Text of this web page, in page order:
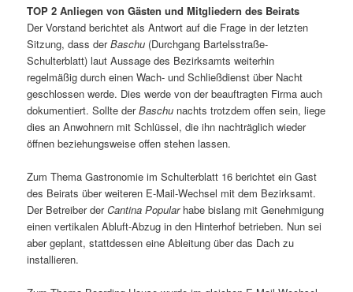
TOP 2 Anliegen von Gästen und Mitgliedern des Beirats
Der Vorstand berichtet als Antwort auf die Frage in der letzten
Sitzung, dass derBaschu (Durchgang Bartelsstraße-
Schulterblatt) laut Aussage des Bezirksamts weiterhin
regelmäßig durch einen Wach- und Schließdienst über Nacht
geschlossen werde. Dies werde von der beauftragten Firma auch
dokumentiert. Sollte derBaschu nachts trotzdem offen sein, liege
dies an Anwohnern mit Schlüssel, die ihn nachträglich wieder
öffnen beziehungsweise offen stehen lassen.
Zum Thema Gastronomie im Schulterblatt 16 berichtet ein Gast
des Beirats über weiteren E-Mail-Wechsel mit dem Bezirksamt.
Der Betreiber derCantina Popularhabe bislang mit Genehmigung
einen vertikalen Abluft-Abzug in den Hinterhof betrieben. Nun sei
aber geplant, stattdessen eine Ableitung über das Dach zu
installieren.